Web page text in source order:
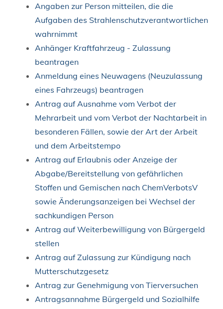
Angaben zur Person mitteilen, die die
Aufgaben des Strahlenschutzverantwortlichen
wahrnimmt
Anhänger Kraftfahrzeug - Zulassung
beantragen
Anmeldung eines Neuwagens (Neuzulassung
eines Fahrzeugs) beantragen
Antrag auf Ausnahme vom Verbot der
Mehrarbeit und vom Verbot der Nachtarbeit in
besonderen Fällen, sowie der Art der Arbeit
und dem Arbeitstempo
Antrag auf Erlaubnis oder Anzeige der
Abgabe/Bereitstellung von gefährlichen
Stoffen und Gemischen nach ChemVerbotsV
sowie Änderungsanzeigen bei Wechsel der
sachkundigen Person
Antrag auf Weiterbewilligung von Bürgergeld
stellen
Antrag auf Zulassung zur Kündigung nach
Mutterschutzgesetz
Antrag zur Genehmigung von Tierversuchen
Antragsannahme Bürgergeld und Sozialhilfe